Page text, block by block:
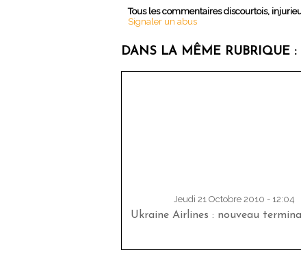
Tous les commentaires discourtois,
Signaler un abus
DANS LA MÊME RUBRIQUE :
Jeudi 21 Octobre 2010 - 12:04
Ukraine Airlines : nouveau